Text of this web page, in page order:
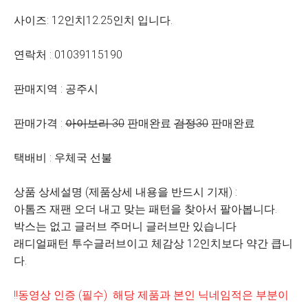
사이즈: 12인치12.25인치 입니다.
연락처 : 01039115190
판매지역 : 공주시
판매가격 : 아이보리 30 판매완료 검정30 판매완료
택배비 : 우체국 선불
상품 상세설명 (제품상세 내용을 반드시 기재) :
아톰즈 재팬 오더 내고 맞는 패턴을 찾아서 팔아봅니다.
박스는 없고 글러브 주머니 글러브만 있습니다
래디얼패턴 투수글러브이고 체감상 12인치보다 약간 큽니
다.
!!동영상 인증 (필수) 해당 제품과 본인 닉네임적은 부분이